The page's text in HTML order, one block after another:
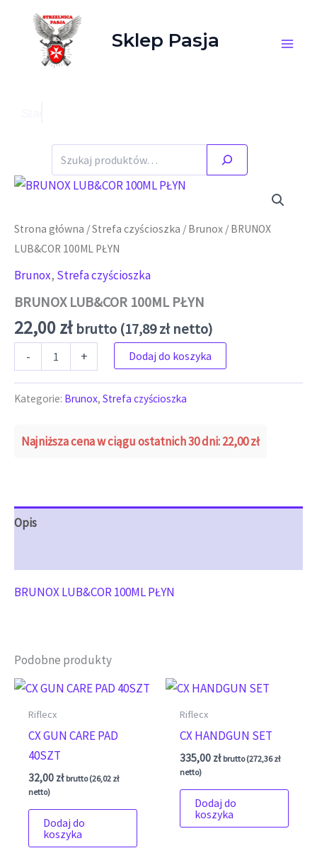
Sklep Pasja
Strona główna /Strefa czyścioszka / Brunox / BRUNOX
LUB&COR 100ML PŁYN
Brunox, Strefa czyścioszka
BRUNOX LUB&COR 100ML PŁYN
22,00zł brutto (17,89złnetto)
-
ilość BRUNOX LUB&COR 100ML PŁYN
+ Dodaj do koszyka
Kategorie: Brunox, Strefa czyścioszka
Najniższa cena w ciągu ostatnich 30 dni:22,00zł
Opis
BRUNOX LUB&COR 100ML PŁYN
Podobne produkty
Riflecx
CX GUN CARE PAD
40SZT
32,00 zł brutto (26,02 zł
netto)
Dodaj do
koszyka
Riflecx
CX HANDGUN SET
335,00 zł brutto (272,36zł
netto)
Dodaj do
koszyka